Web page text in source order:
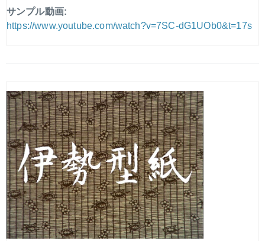
サンプル動画:
https://www.youtube.com/watch?v=7SC-dG1UOb0&t=17s